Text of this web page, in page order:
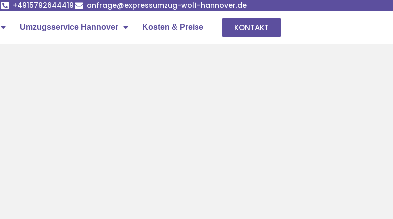
+4915792644419 anfrage@expressumzug-wolf-hannover.de
Umzugsservice Hannover Kosten & Preise KONTAKT